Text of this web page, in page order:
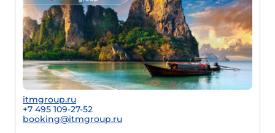
itmgroup.ru
+7 495 109-27-52
booking@itmgroup.ru